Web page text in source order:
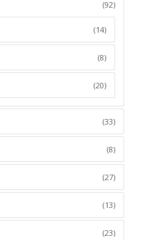
(92)
(14)
(8)
(20)
(33)
(8)
(27)
(13)
(23)